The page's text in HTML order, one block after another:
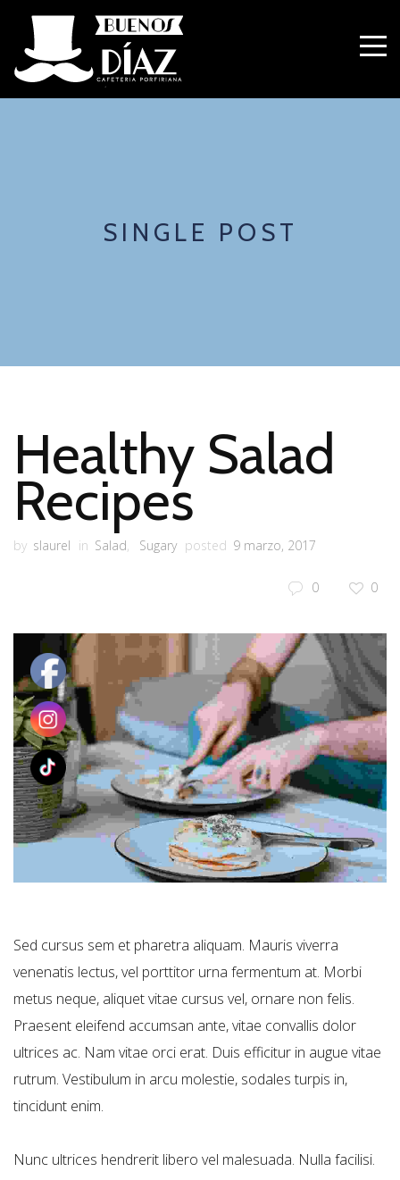
SINGLE POST
Healthy Salad
Recipes
by slaurel in Salad, Sugary posted 9 marzo, 2017
0 0
Sed cursus sem et pharetra aliquam. Mauris viverra
venenatis lectus, vel porttitor urna fermentum at. Morbi
metus neque, aliquet vitae cursus vel, ornare non felis.
Praesent eleifend accumsan ante, vitae convallis dolor
ultrices ac. Nam vitae orci erat. Duis efficitur in augue vitae
rutrum. Vestibulum in arcu molestie, sodales turpis in,
tincidunt enim.
Nunc ultrices hendrerit libero vel malesuada. Nulla facilisi.